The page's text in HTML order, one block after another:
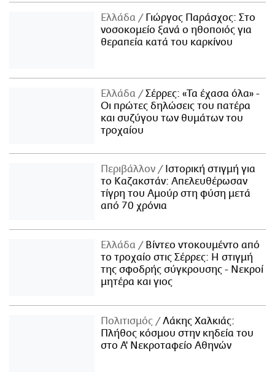
Ελλάδα
Γιώργος Παράσχος: Στο
νοσοκομείο ξανά ο ηθοποιός για
θεραπεία κατά του καρκίνου
Ελλάδα
Σέρρες: «Τα έχασα όλα» -
Οι πρώτες δηλώσεις του πατέρα
και συζύγου των θυμάτων του
τροχαίου
Περιβάλλον
Ιστορική στιγμή για
το Καζακστάν: Απελευθέρωσαν
τίγρη του Αμούρ στη φύση μετά
από 70 χρόνια
Ελλάδα
Βίντεο ντοκουμέντο από
το τροχαίο στις Σέρρες: Η στιγμή
της σφοδρής σύγκρουσης - Νεκροί
μητέρα και γιος
Πολιτισμός
Λάκης Χαλκιάς:
Πλήθος κόσμου στην κηδεία του
στο Α' Νεκροταφείο Αθηνών